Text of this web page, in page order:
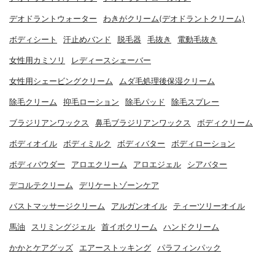
デオドラントウォーター わきがクリーム(デオドラントクリーム)
ボディシート 汗止めバンド 脱毛器 毛抜き 電動毛抜き
女性用カミソリ レディースシェーバー
女性用シェービングクリーム ムダ毛処理後保湿クリーム
除毛クリーム 抑毛ローション 除毛パッド 除毛スプレー
ブラジリアンワックス 鼻毛ブラジリアンワックス ボディクリーム
ボディオイル ボディミルク ボディバター ボディローション
ボディパウダー アロエクリーム アロエジェル シアバター
デコルテクリーム デリケートゾーンケア
バストマッサージクリーム アルガンオイル ティーツリーオイル
馬油 スリミングジェル 首イボクリーム ハンドクリーム
かかとケアグッズ エアーストッキング パラフィンパック